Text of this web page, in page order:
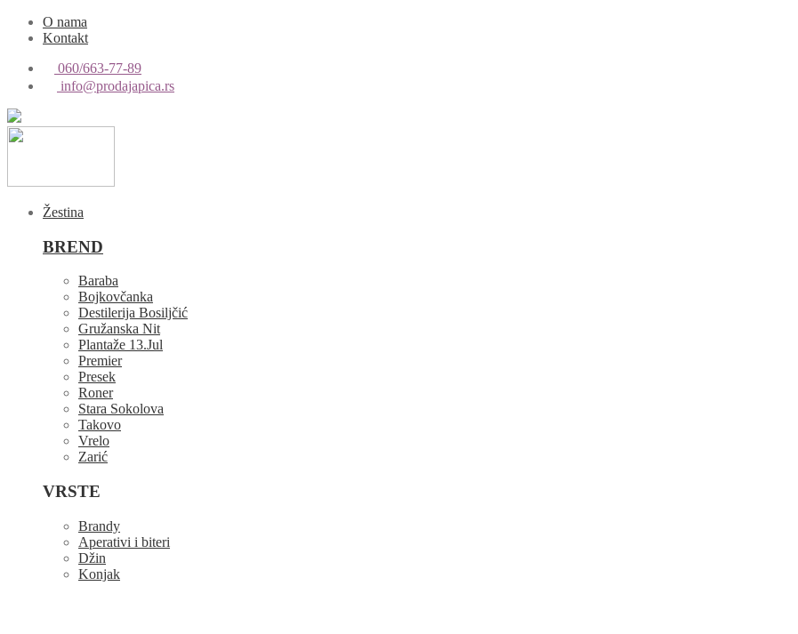
O nama
Kontakt
060/663-77-89
info@prodajapica.rs
Žestina
BREND
Baraba
Bojkovčanka
Destilerija Bosiljčić
Gružanska Nit
Plantaže 13.Jul
Premier
Presek
Roner
Stara Sokolova
Takovo
Vrelo
Zarić
VRSTE
Brandy
Aperativi i biteri
Džin
Konjak